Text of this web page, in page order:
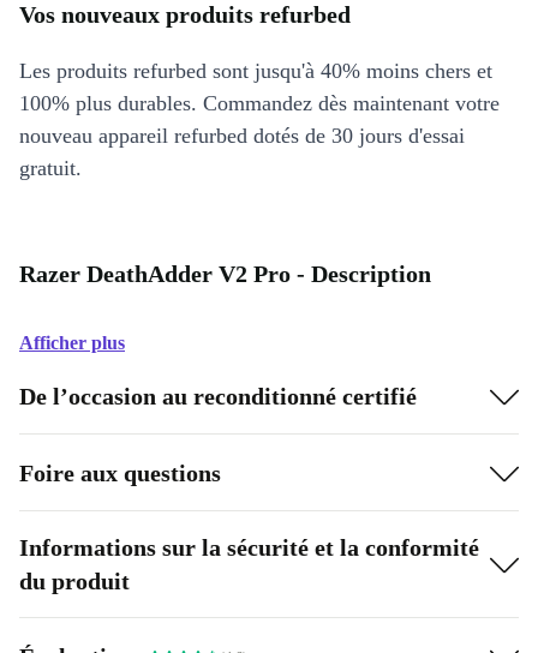
Vos nouveaux produits refurbed
Les produits refurbed sont jusqu'à 40% moins chers et
100% plus durables. Commandez dès maintenant votre
nouveau appareil refurbed dotés de 30 jours d'essai
gratuit.
Razer DeathAdder V2 Pro - Description
Afficher plus
De l’occasion au reconditionné certifié
Foire aux questions
Informations sur la sécurité et la conformité
du produit